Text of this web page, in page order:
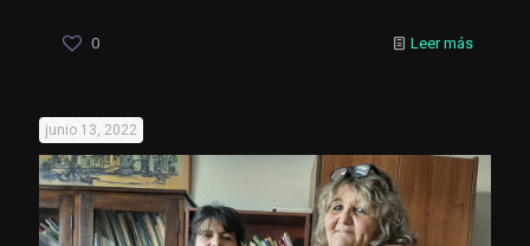
0 Leer más
junio 13, 2022